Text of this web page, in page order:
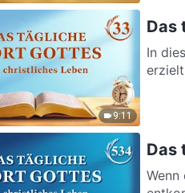
9:11
Das
In
Das